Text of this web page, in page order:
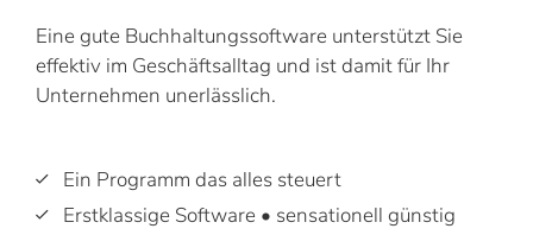
Eine gute Buchhaltungssoftware unterstützt Sie
effektiv im Geschäftsalltag und ist damit für Ihr
Unternehmen unerlässlich.
Ein Programm das alles steuert
Erstklassige Software • sensationell günstig